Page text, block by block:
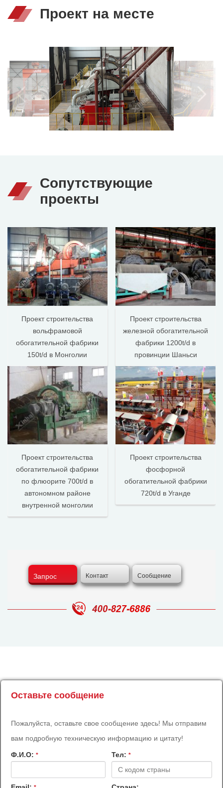
Проект на месте
Сопутствующие
проекты
Проект строительства
вольфрамовой
обогатительной фабрики
150t/d в Монголии
Проект строительства
железной обогатительной
фабрики 1200t/d в
провинции Шаньси
Проект строительства
обогатительной фабрики
по флюорите 700t/d в
автономном районе
внутренной монголии
Проект строительства
фосфорной
обогатительной фабрики
720t/d в Уганде
Запрос Kонтакт Cообщение
Оставьте сообщение
Пожалуйста, оставьте свое сообщение здесь! Мы отправим
вам подробную техническую информацию и цитату!
Ф.И.О: * Teл: *